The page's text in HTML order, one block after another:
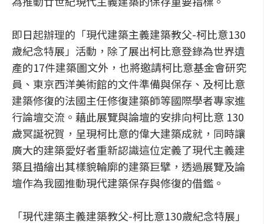
即日起辦理的「現代建築主義建築教父-柯比意130
歲紀念特展」活動，除了展出柯比意登錄為世界遺
產的17件建築圖文外，也將邀請柯比意基金會研究
員、東京西洋美術館的文件準備與保存、及柯比意
建築修復的法國主任修復建築師等國際學者專家進
行論壇交流。藉此展覽與論壇的安排向柯比意 130
歲冥誕祝賀，呈現柯比意的偉大建築成就，同時讓
廣大的建築愛好者重新認識這位定義了現代主義建
築且描繪出其樣貌輪廓的建築巨擘，透過展覽及論
壇作為我國推動現代建築保存與修復的借鑑。
「現代建築主義建築教父-柯比意130歲紀念特展」